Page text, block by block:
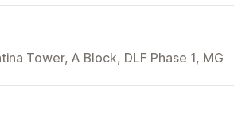
Tower, A Block, DLF Phase 1, MG